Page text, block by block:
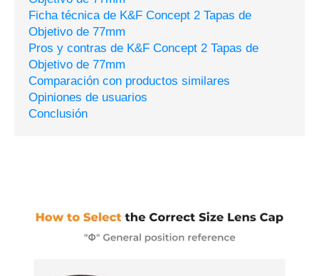
Ficha técnica de K&F Concept 2 Tapas de
Objetivo de 77mm
Pros y contras de K&F Concept 2 Tapas de
Objetivo de 77mm
Comparación con productos similares
Opiniones de usuarios
Conclusión